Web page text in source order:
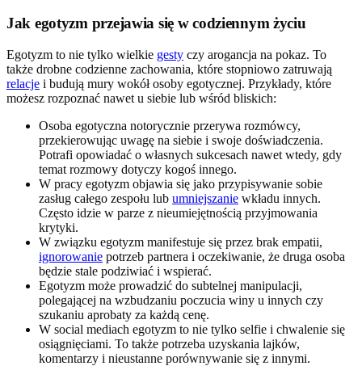
Jak egotyzm przejawia się w codziennym życiu
Egotyzm to nie tylko wielkie gesty czy arogancja na pokaz. To
także drobne codzienne zachowania, które stopniowo zatruwają
relacje i budują mury wokół osoby egotycznej. Przykłady, które
możesz rozpoznać nawet u siebie lub wśród bliskich:
Osoba egotyczna notorycznie przerywa rozmówcy,
przekierowując uwagę na siebie i swoje doświadczenia.
Potrafi opowiadać o własnych sukcesach nawet wtedy, gdy
temat rozmowy dotyczy kogoś innego.
W pracy egotyzm objawia się jako przypisywanie sobie
zasług całego zespołu lub umniejszanie wkładu innych.
Często idzie w parze z nieumiejętnością przyjmowania
krytyki.
W związku egotyzm manifestuje się przez brak empatii,
ignorowanie potrzeb partnera i oczekiwanie, że druga osoba
będzie stale podziwiać i wspierać.
Egotyzm może prowadzić do subtelnej manipulacji,
polegającej na wzbudzaniu poczucia winy u innych czy
szukaniu aprobaty za każdą cenę.
W social mediach egotyzm to nie tylko selfie i chwalenie się
osiągnięciami. To także potrzeba uzyskania lajków,
komentarzy i nieustanne porównywanie się z innymi.